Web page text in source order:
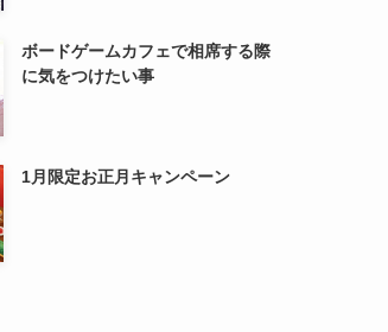
ボードゲームカフェで相席する際
に気をつけたい事
1月限定お正月キャンペーン